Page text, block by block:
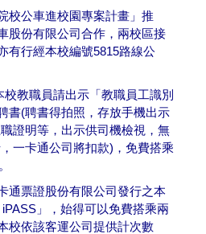
校公車進校園專案計畫」推
股份有限公司合作，兩校區接
有行經本校編號5815路線公
教職員請出示「教職員工識別
書(聘書得拍照，存放手機出示
證明等，出示供司機檢視，無
一卡通公司將扣款)，免費搭乘
通票證股份有限公司發行之本
」，始得可以免費搭乘兩
校依該客運公司提供計次數